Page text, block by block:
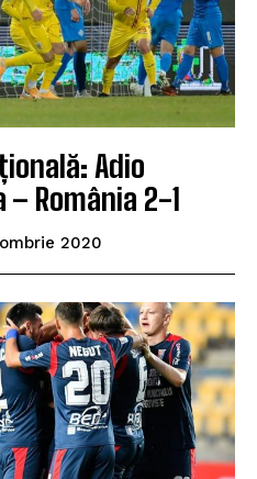
Adio
România 2-1
2020